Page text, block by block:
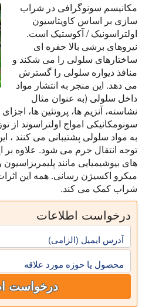
مکانیسم سونوگرافی در شراب
سازی بر اساس کاویتاسیون
اولتراسونیک / آکوستیک است.
نیروهای برشی بالا حفره ای
ساختارهای سلولی را می شکند و
منافذ دیواره سلولی را گسترش
می دهد. این منجر به انتشار مواد
داخل سلولی (به عنوان مثال
نشاسته، آنزیم ها، پروتئین ها،
سونومکانیکی امواج اولتراسوند از
به مواد سلولی پشتیبانی می کنند ،
توجه انتقال جرم می شود. علاوه
های بیوشیمیایی مانند
میکرو اکسیژن رسانی. همه این
شراب کمک می کند.
درخواست اطلاعات
آدرس ایمیل (الزامی)
محصول یا حوزه مورد علاقه
درخواست